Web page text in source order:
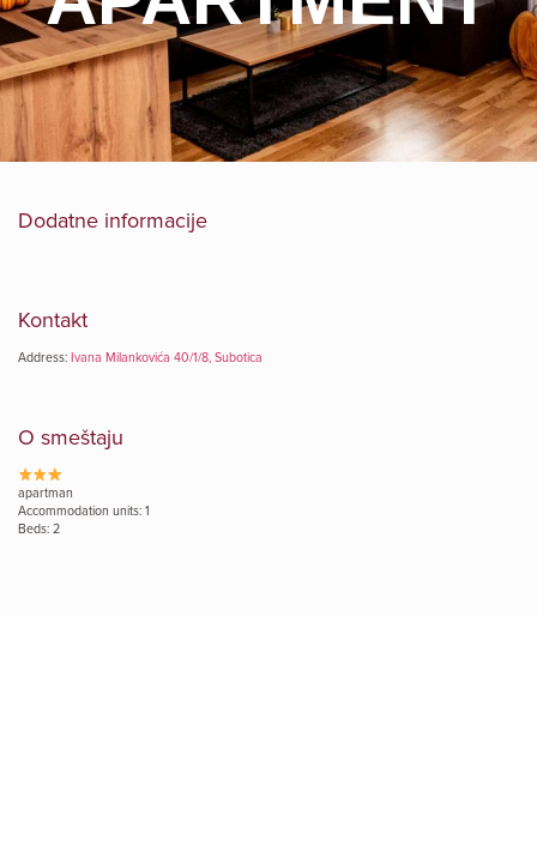
Dodatne informacije
Kontakt
Address: Ivana Milankovića 40/1/8, Subotica
O smeštaju
apartman
Accommodation units: 1
Beds: 2